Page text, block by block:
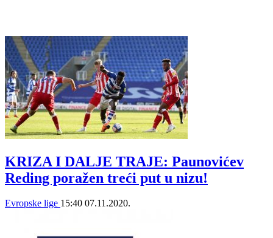
KRIZA I DALJE TRAJE: Paunovićev
Reding poražen treći put u nizu!
Evropske lige 15:40 07.11.2020.